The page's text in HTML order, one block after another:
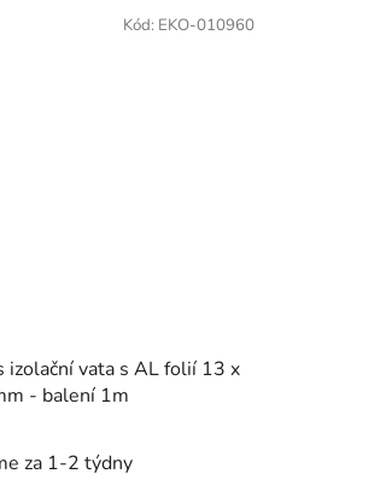
izolační vata s AL folií 13 x
- balení 1m
za 1-2 týdny
Kód: EKO-010960